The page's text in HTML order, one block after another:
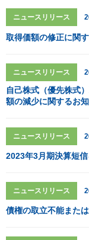
ニュースリリース
取得価額の修正に関
ニュースリリース
自己株式（優先株式
額の減少に関するお
ニュースリリース
2023年3月期決算短
ニュースリリース
債権の取立不能また